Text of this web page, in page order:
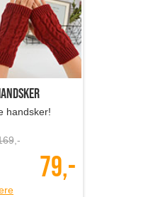
handsker!
,-
79,-